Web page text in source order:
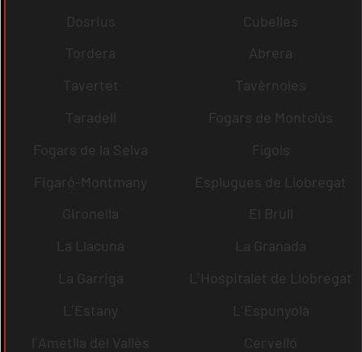
Dosrius
Cubelles
Tordera
Abrera
Tavertet
Tavèrnoles
Taradell
Fogars de Montclús
Fogars de la Selva
Fígols
Figaró-Montmany
Esplugues de Llobregat
Gironella
El Brull
La Llacuna
La Granada
La Garriga
L´Hospitalet de Llobregat
L´Estany
L´Espunyola
l´Ametlla del Vallès
Cervelló